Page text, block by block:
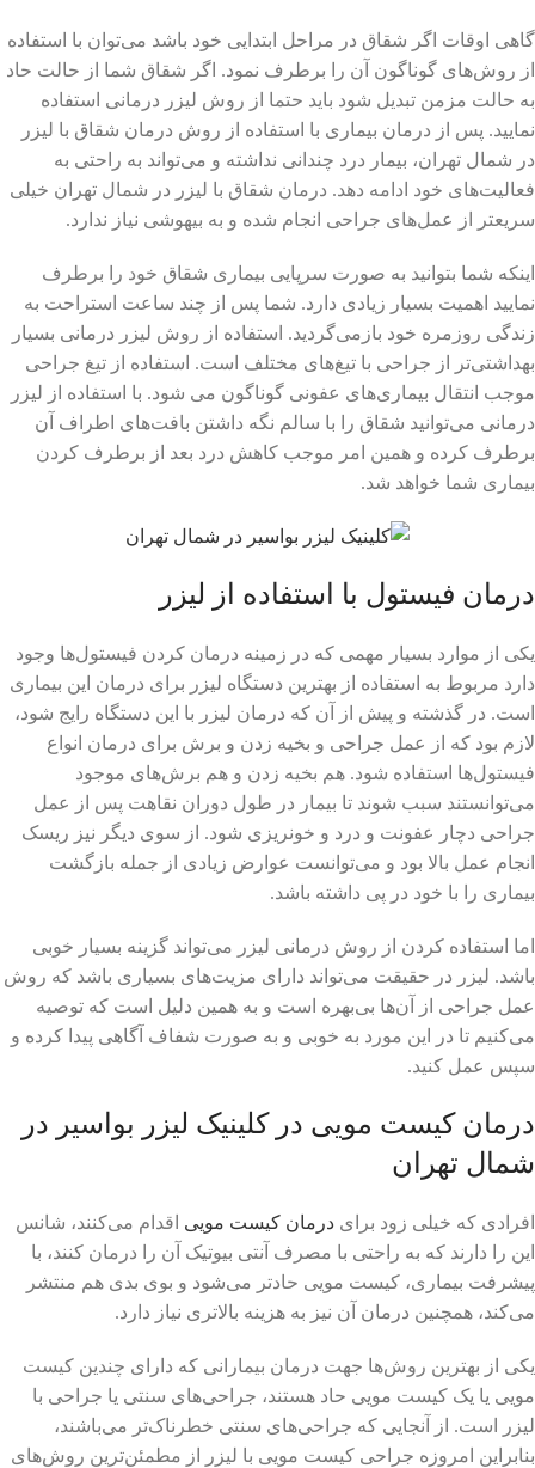
گاهی اوقات اگر شقاق در مراحل ابتدایی خود باشد می‌توان با استفاده
از روش‌های گوناگون آن را برطرف نمود. اگر شقاق شما از حالت حاد
به حالت مزمن تبدیل شود باید حتما از روش لیزر درمانی استفاده
نمایید. پس از درمان بیماری با استفاده از روش درمان شقاق با لیزر
در شمال تهران، بیمار درد چندانی نداشته و می‌تواند به راحتی به
فعالیت‌های خود ادامه دهد. درمان شقاق با لیزر در شمال تهران خیلی
سریعتر از عمل‌های جراحی انجام شده و به بیهوشی نیاز ندارد.
اینکه شما بتوانید به صورت سرپایی بیماری شقاق خود را برطرف
نمایید اهمیت بسیار زیادی دارد. شما پس از چند ساعت استراحت به
زندگی روزمره خود بازمی‌گردید. استفاده از روش لیزر درمانی بسیار
بهداشتی‌تر از جراحی با تیغ‌های مختلف است. استفاده از تیغ جراحی
موجب انتقال بیماری‌های عفونی گوناگون می شود. با استفاده از لیزر
درمانی می‌توانید شقاق را با سالم نگه داشتن بافت‌های اطراف آن
برطرف کرده و همین امر موجب کاهش درد بعد از برطرف کردن
بیماری شما خواهد شد.
درمان فیستول با استفاده از لیزر
یکی از موارد بسیار مهمی که در زمینه درمان کردن فیستول‌ها وجود
دارد مربوط به استفاده از بهترین دستگاه لیزر برای درمان این بیماری
است. در گذشته و پیش از آن که درمان لیزر با این دستگاه رایج شود،
لازم بود که از عمل جراحی و بخیه زدن و برش برای درمان انواع
فیستول‌ها استفاده شود. هم بخیه زدن و هم برش‌های موجود
می‌توانستند سبب شوند تا بیمار در طول دوران نقاهت پس از عمل
جراحی دچار عفونت و درد و خونریزی شود. از سوی دیگر نیز ریسک
انجام عمل بالا بود و می‌توانست عوارض زیادی از جمله بازگشت
بیماری را با خود در پی داشته باشد.
اما استفاده کردن از روش درمانی لیزر می‌تواند گزینه بسیار خوبی
باشد. لیزر در حقیقت می‌تواند دارای مزیت‌های بسیاری باشد که روش
عمل جراحی از آن‌ها بی‌بهره است و به همین دلیل است که توصیه
می‌کنیم تا در این مورد به خوبی و به صورت شفاف آگاهی پیدا کرده و
سپس عمل کنید.
درمان کیست مویی در کلینیک لیزر بواسیر در
شمال تهران
افرادی که خیلی زود برای درمان کیست مویی اقدام می‌کنند، شانس
این را دارند که به راحتی با مصرف آنتی بیوتیک آن را درمان کنند، با
پیشرفت بیماری، کیست مویی حادتر می‌شود و بوی بدی هم منتشر
می‌کند، همچنین درمان آن نیز به هزینه بالاتری نیاز دارد.
یکی از بهترین روش‌ها جهت درمان بیمارانی که دارای چندین کیست
مویی یا یک کیست مویی حاد هستند، جراحی‌های سنتی یا جراحی با
لیزر است. از آنجایی که جراحی‌های سنتی خطرناک‌تر می‌باشند،
بنابراین امروزه جراحی کیست مویی با لیزر از مطمئن‌ترین روش‌های